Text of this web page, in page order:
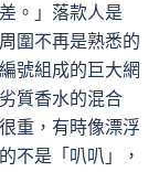
。」落款人是
圍不再是熟悉的
號組成的巨大網
質香水的混合
重，有時像漂浮
不是「叭叭」，